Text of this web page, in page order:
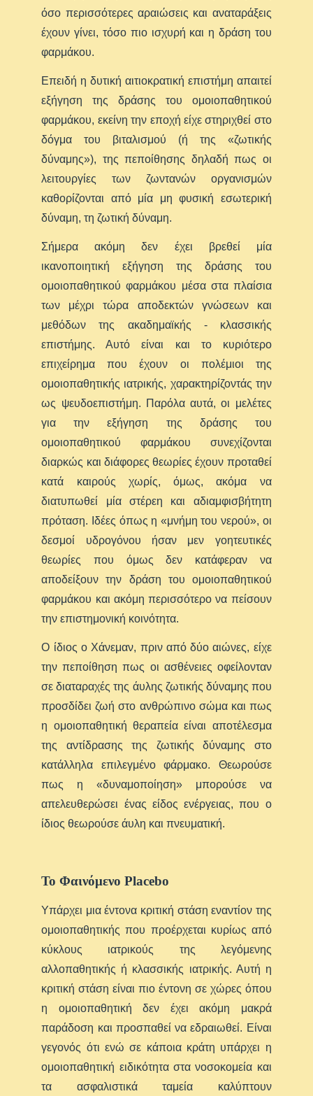
όσο περισσότερες αραιώσεις και αναταράξεις
έχουν γίνει, τόσο πιο ισχυρή και η δράση του
φαρμάκου.
Επειδή η δυτική αιτιοκρατική επιστήμη απαιτεί
εξήγηση της δράσης του ομοιοπαθητικού
φαρμάκου, εκείνη την εποχή είχε στηριχθεί στο
δόγμα του βιταλισμού (ή της «ζωτικής
δύναμης»), της πεποίθησης δηλαδή πως οι
λειτουργίες των ζωντανών οργανισμών
καθορίζονται από μία μη φυσική εσωτερική
δύναμη, τη ζωτική δύναμη.
Σήμερα ακόμη δεν έχει βρεθεί μία
ικανοποιητική εξήγηση της δράσης του
ομοιοπαθητικού φαρμάκου μέσα στα πλαίσια
των μέχρι τώρα αποδεκτών γνώσεων και
μεθόδων της ακαδημαϊκής - κλασσικής
επιστήμης. Αυτό είναι και το κυριότερο
επιχείρημα που έχουν οι πολέμιοι της
ομοιοπαθητικής ιατρικής, χαρακτηρίζοντάς την
ως ψευδοεπιστήμη. Παρόλα αυτά, οι μελέτες
για την εξήγηση της δράσης του
ομοιοπαθητικού φαρμάκου συνεχίζονται
διαρκώς και διάφορες θεωρίες έχουν προταθεί
κατά καιρούς χωρίς, όμως, ακόμα να
διατυπωθεί μία στέρεη και αδιαμφισβήτητη
πρόταση. Ιδέες όπως η «μνήμη του νερού», οι
δεσμοί υδρογόνου ήσαν μεν γοητευτικές
θεωρίες που όμως δεν κατάφεραν να
αποδείξουν την δράση του ομοιοπαθητικού
φαρμάκου και ακόμη περισσότερο να πείσουν
την επιστημονική κοινότητα.
Ο ίδιος ο Χάνεμαν, πριν από δύο αιώνες, είχε
την πεποίθηση πως οι ασθένειες οφείλονταν
σε διαταραχές της άυλης ζωτικής δύναμης που
προσδίδει ζωή στο ανθρώπινο σώμα και πως
η ομοιοπαθητική θεραπεία είναι αποτέλεσμα
της αντίδρασης της ζωτικής δύναμης στο
κατάλληλα επιλεγμένο φάρμακο. Θεωρούσε
πως η «δυναμοποίηση» μπορούσε να
απελευθερώσει ένας είδος ενέργειας, που ο
ίδιος θεωρούσε άυλη και πνευματική.
Το Φαινόμενο Ρlacebo
Υπάρχει μια έντονα κριτική στάση εναντίον της
ομοιοπαθητικής που προέρχεται κυρίως από
κύκλους ιατρικούς της λεγόμενης
αλλοπαθητικής ή κλασσικής ιατρικής. Αυτή η
κριτική στάση είναι πιο έντονη σε χώρες όπου
η ομοιοπαθητική δεν έχει ακόμη μακρά
παράδοση και προσπαθεί να εδραιωθεί. Είναι
γεγονός ότι ενώ σε κάποια κράτη υπάρχει η
ομοιοπαθητική ειδικότητα στα νοσοκομεία και
τα ασφαλιστικά ταμεία καλύπτουν